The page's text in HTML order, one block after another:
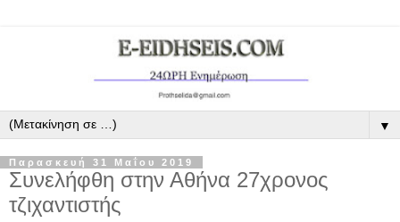
▼
Παρασκευή 31 Μαΐου 2019
Συνελήφθη στην Αθήνα 27χρονος
τζιχαντιστής